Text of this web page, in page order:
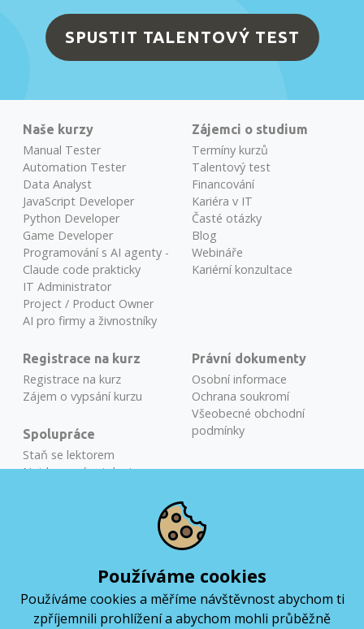
Používáme cookies
Používáme cookies a měříme návštěvnost abychom ti
zpříjemnili prohlížení a abychom mohli průběžně
Bronislav Novák
+420 606 051 810
SPUSTIT TALENTOVÝ TEST
Naše kurzy
Manual Tester
Automation Tester
Data Analyst
JavaScript Developer
Python Developer
Game Developer
Programování s AI agenty -
Claude code prakticky
IT Administrator
Project / Product Owner
AI pro firmy a živnostníky
Zájemci o studium
Termíny kurzů
Talentový test
Financování
Kariéra v IT
Časté otázky
Blog
Webináře
Kariérní konzultace
Registrace na kurz
Registrace na kurz
Zájem o vypsání kurzu
Spolupráce
Staň se lektorem
Najdeme vám talenty
Právní dokumenty
Osobní informace
Ochrana soukromí
Všeobecné obchodní
podmínky